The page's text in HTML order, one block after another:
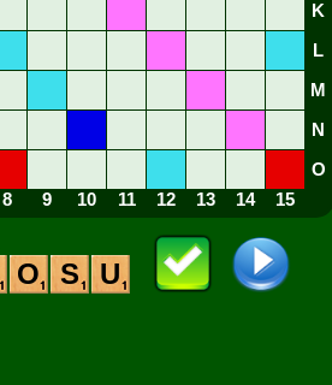
K
L
M
N
O
8 9 10 11 12 13 14 15
O S U